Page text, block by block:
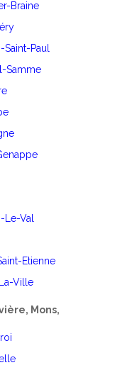
Braine
Saint-Paul
Samme
Le-Val
Etienne
Ville
Mons,